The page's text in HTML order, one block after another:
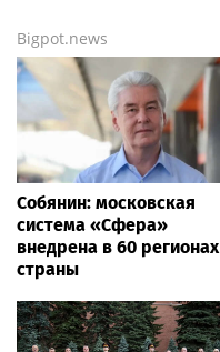
Bigpot.news
Собянин: московская
система «Сфера»
внедрена в 60 регионах
страны